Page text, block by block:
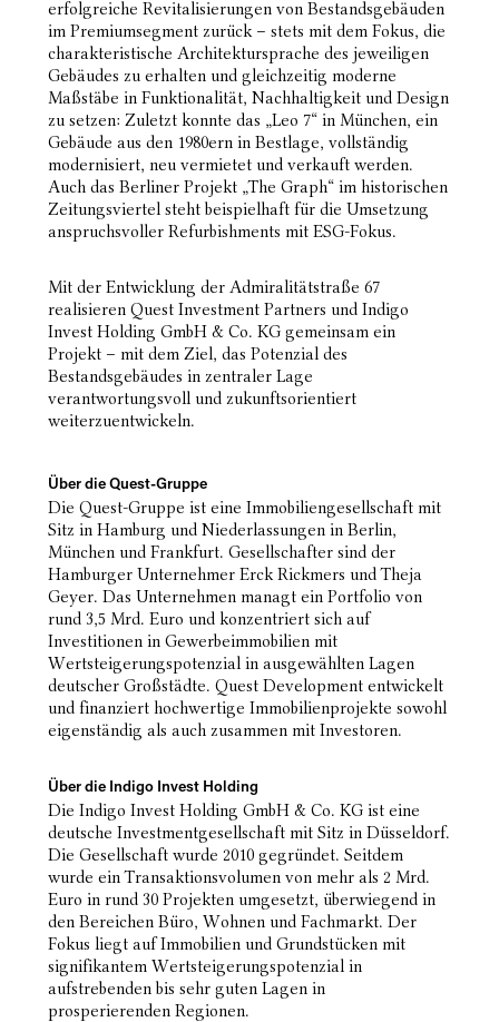
erfolgreiche Revitalisierungen von Bestandsgebäuden
im Premiumsegment zurück – stets mit dem Fokus, die
charakteristische Architektursprache des jeweiligen
Gebäudes zu erhalten und gleichzeitig moderne
Maßstäbe in Funktionalität, Nachhaltigkeit und Design
zu setzen: Zuletzt konnte das „Leo 7“ in München, ein
Gebäude aus den 1980ern in Bestlage, vollständig
modernisiert, neu vermietet und verkauft werden.
Auch das Berliner Projekt „The Graph“ im historischen
Zeitungsviertel steht beispielhaft für die Umsetzung
anspruchsvoller Refurbishments mit ESG-Fokus.
Mit der Entwicklung der Admiralitätstraße 67
realisieren Quest Investment Partners und Indigo
Invest Holding GmbH & Co. KG gemeinsam ein
Projekt – mit dem Ziel, das Potenzial des
Bestandsgebäudes in zentraler Lage
verantwortungsvoll und zukunftsorientiert
weiterzuentwickeln.
Über die Quest-Gruppe
Die Quest-Gruppe ist eine Immobiliengesellschaft mit
Sitz in Hamburg und Niederlassungen in Berlin,
München und Frankfurt. Gesellschafter sind der
Hamburger Unternehmer Erck Rickmers und Theja
Geyer. Das Unternehmen managt ein Portfolio von
rund 3,5 Mrd. Euro und konzentriert sich auf
Investitionen in Gewerbeimmobilien mit
Wertsteigerungspotenzial in ausgewählten Lagen
deutscher Großstädte. Quest Development entwickelt
und finanziert hochwertige Immobilienprojekte sowohl
eigenständig als auch zusammen mit Investoren.
Über die Indigo Invest Holding
Die Indigo Invest Holding GmbH & Co. KG ist eine
deutsche Investmentgesellschaft mit Sitz in Düsseldorf.
Die Gesellschaft wurde 2010 gegründet. Seitdem
wurde ein Transaktionsvolumen von mehr als 2 Mrd.
Euro in rund 30 Projekten umgesetzt, überwiegend in
den Bereichen Büro, Wohnen und Fachmarkt. Der
Fokus liegt auf Immobilien und Grundstücken mit
signifikantem Wertsteigerungspotenzial in
aufstrebenden bis sehr guten Lagen in
prosperierenden Regionen.